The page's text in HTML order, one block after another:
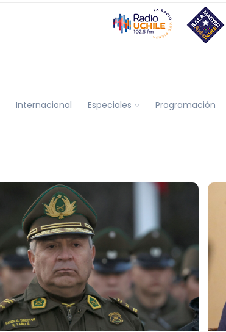
Internacional Especiales Programación